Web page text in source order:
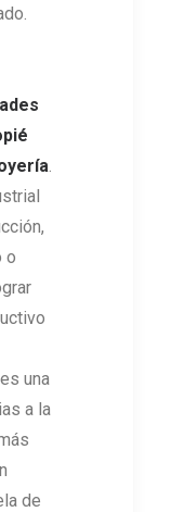
o
una
a la
de